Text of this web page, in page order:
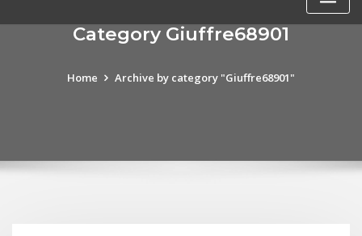
Category Giuffre68901
Home Archive by category "Giuffre68901"